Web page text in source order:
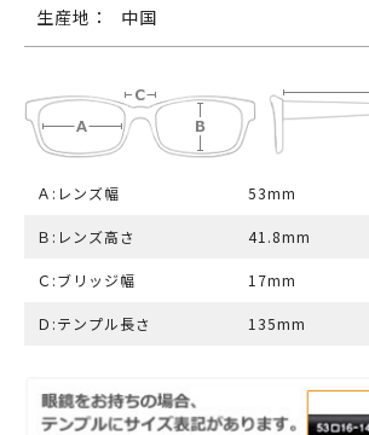
生産地： 中国
Ａ:レンズ幅 53mm
Ｂ:レンズ高さ 41.8mm
Ｃ:ブリッジ幅 17mm
Ｄ:テンプル長さ 135mm